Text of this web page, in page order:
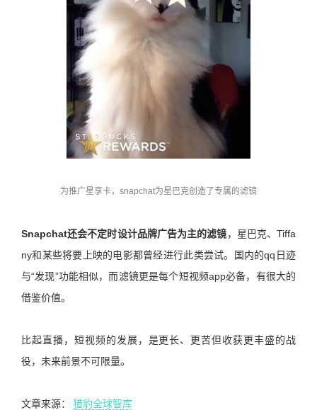
为推广星享卡，snapchat为星巴克创造了专属的滤镜
Snapchat还会不定时设计品牌广告为主的滤镜，星巴克、Tiffa
ny和某些将要上映的电影都曾经进行此类尝试。国内的qq日迹
与“发现”功能相似，而滤镜更是每个短视频app必备，有很大的
借鉴价值。
比起直播，短视频的发展，是更长、更苦但收获更丰盛的战
役，未来前景不可限量。
文章来源： 猎豹全球智库